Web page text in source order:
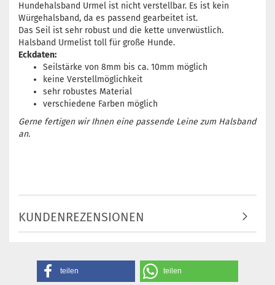
Hundehalsband Urmel ist nicht verstellbar. Es ist kein
Würgehalsband, da es passend gearbeitet ist.
Das Seil ist sehr robust und die kette unverwüstlich.
Halsband Urmelist toll für große Hunde.
Eckdaten:
Seilstärke von 8mm bis ca. 10mm möglich
keine Verstellmöglichkeit
sehr robustes Material
verschiedene Farben möglich
Gerne fertigen wir Ihnen eine passende Leine zum Halsband
an.
KUNDENREZENSIONEN
teilen teilen